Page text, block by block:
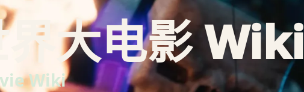
大电影 Wiki
Wiki